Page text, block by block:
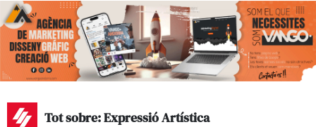
Tot sobre: Expressió Artística